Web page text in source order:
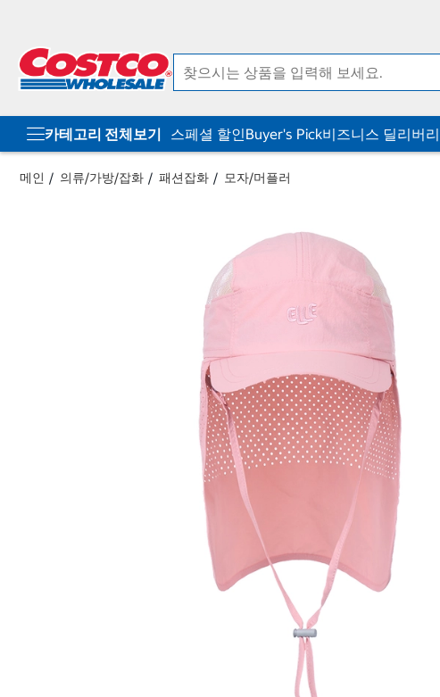
카테고리 전체보기 스페셜 할인Buyer's Pick비즈니스 딜리버리
메인 의류/가방/잡화 패션잡화 모자/머플러